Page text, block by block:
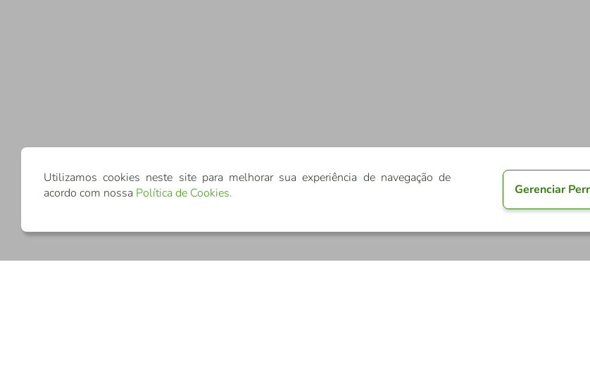
Utilizamos cookies neste site para melhorar sua experiência de navegação de
acordo com nossa Política de Cookies. Gerenciar